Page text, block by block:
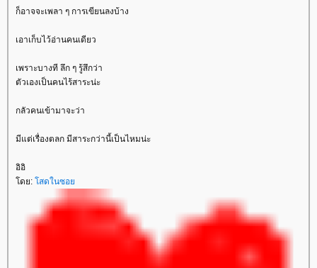
ก็อาจจะเพลา ๆ การเขียนลงบ้าง
เอาเก็บไว้อ่านคนเดียว
เพราะบางที ลึก ๆ รู้สึกว่า
ตัวเองเป็นคนไร้สาระน่ะ
กลัวคนเข้ามาจะว่า
มีแต่เรื่องตลก มีสาระกว่านี้เป็นไหมน่ะ
อิอิ
ดย: สดในซอ